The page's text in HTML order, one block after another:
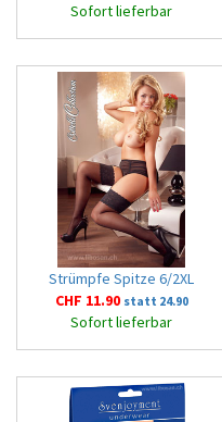
Sofort lieferbar
Strümpfe Spitze 6/2XL
CHF 11.90 statt 24.90
Sofort lieferbar